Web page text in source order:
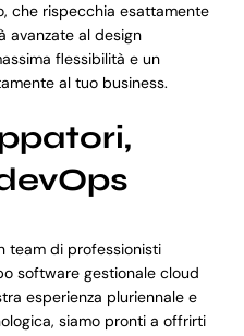
che rispecchia esattamente
avanzate al design
flessibilità e un
al tuo business.
team di professionisti
software gestionale cloud
esperienza pluriennale e
siamo pronti a offrirti